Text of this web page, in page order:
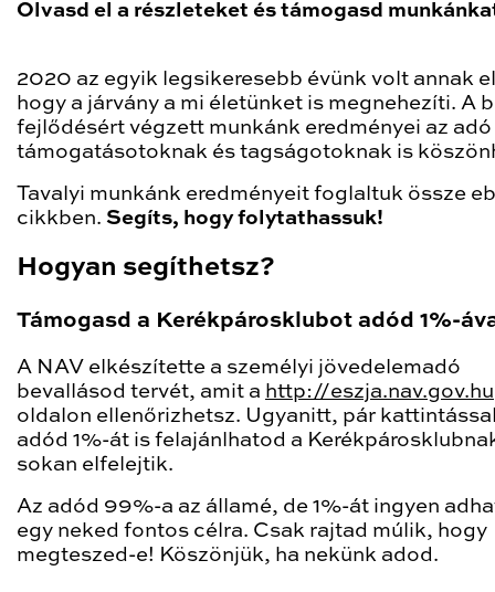
Olvasd el a részleteket és támogasd
2020 az egyik legsikeresebb évünk volt annak
hogy a járvány a mi életünket is megnehezíti. A
fejlődésért végzett munkánk eredményei az adó
támogatásotoknak és tagságotoknak is
Tavalyi munkánk eredményeit foglaltuk össze
cikkben. Segíts, hogy folytathassuk!
Hogyan segíthetsz?
Támogasd a Kerékpárosklubot adód 1%-
A NAV elkészítette a személyi jövedelemadó
bevallásod tervét, amit a http://eszja.nav.gov.hu
oldalon ellenőrizhetsz. Ugyanitt, pár
adód 1%-át is felajánlhatod a
sokan elfelejtik.
Az adód 99%-a az államé, de 1%-át ingyen
egy neked fontos célra. Csak rajtad múlik, hogy
megteszed-e! Köszönjük, ha nekünk adod.